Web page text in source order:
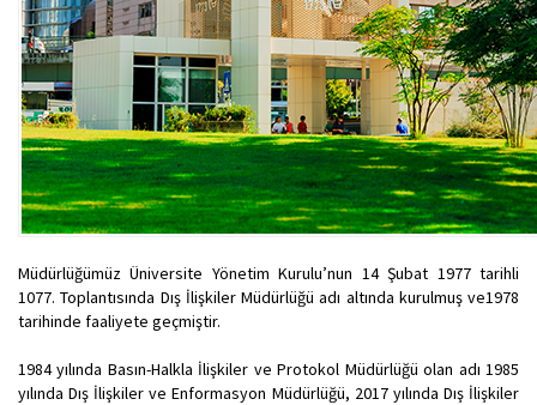
Müdürlüğümüz Üniversite Yönetim Kurulu’nun 14 Şubat 1977 tarihli
1077. Toplantısında Dış İlişkiler Müdürlüğü adı altında kurulmuş ve1978
tarihinde faaliyete geçmiştir.
1984 yılında Basın-Halkla İlişkiler ve Protokol Müdürlüğü olan adı 1985
yılında Dış İlişkiler ve Enformasyon Müdürlüğü, 2017 yılında Dış İlişkiler